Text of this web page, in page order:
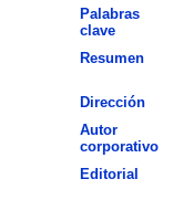
Palabras
clave
Resumen
Dirección
Autor
corporativo
Editorial